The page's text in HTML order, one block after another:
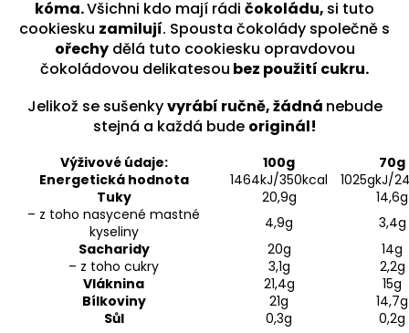
kóma.Všichni kdo mají rádi čokoládu, si tuto
cookiesku zamilují. Spousta čokolády společně s
ořechydělá tuto cookiesku opravdovou
čokoládovou delikatesou bez použití cukru.
Jelikož se sušenkyvyrábí ručně, žádná nebude
stejná a každá bude originál!
Výživové údaje: 100g
70g
Energetická hodnota
1464kJ/350kcal
1025gkJ/
Tuky
20,9g
14,6g
– z toho nasycené mastné
kyseliny
4,9g
3,4g
Sacharidy
20g
14g
– z toho cukry
3,1g
2,2g
Vláknina
21,4g
15g
Bílkoviny
21g
14,7g
Sůl
0,3g 0,2g